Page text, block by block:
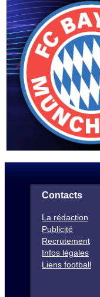
Contacts
La rédaction
Publicité
Recrutement
Infos légales
Liens football